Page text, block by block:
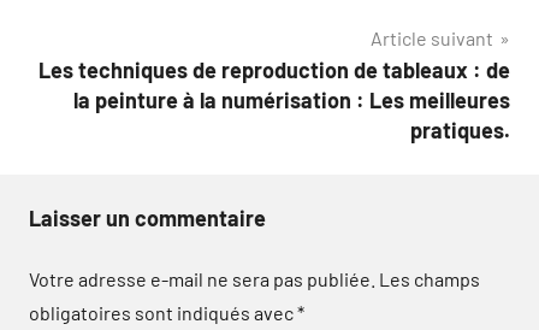
Article suivant
Les techniques de reproduction de tableaux : de
la peinture à la numérisation : Les meilleures
pratiques.
Laisser un commentaire
Votre adresse e-mail ne sera pas publiée. Les champs
obligatoires sont indiqués avec*